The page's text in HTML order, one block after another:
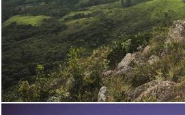
2120